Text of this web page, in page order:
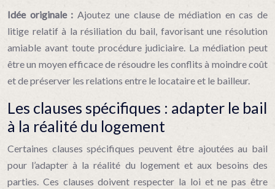
Idée originale :Ajoutez une clause de médiation en cas de
litige relatif à la résiliation du bail, favorisant une résolution
amiable avant toute procédure judiciaire. La médiation peut
être un moyen efficace de résoudre les conflits à moindre coût
et de préserver les relations entre le locataire et le bailleur.
Les clauses spécifiques : adapter le bail
à la réalité du logement
Certaines clauses spécifiques peuvent être ajoutées au bail
pour l’adapter à la réalité du logement et aux besoins des
parties. Ces clauses doivent respecter la loi et ne pas être